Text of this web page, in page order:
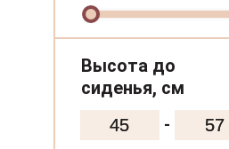
чёрный
графит
гаванна
изумрудный
индиго
Высота до
сиденья, см
-